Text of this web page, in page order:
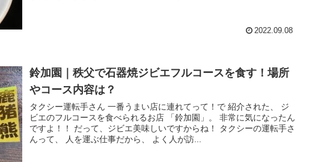
2022.09.08
鈴加園｜秩父で石器焼ジビエフルコースを食す！場所
やコース内容は？
タクシー運転手さん 一番うまい店に連れてって！で 紹介された、 ジ
ビエのフルコースを食べられるお店 「鈴加園」。 非常に気になったん
ですよ！！ だって、ジビエ美味しいですからね！ タクシーの運転手さ
んって、 人を運ぶ仕事だから、 よく人が訪...